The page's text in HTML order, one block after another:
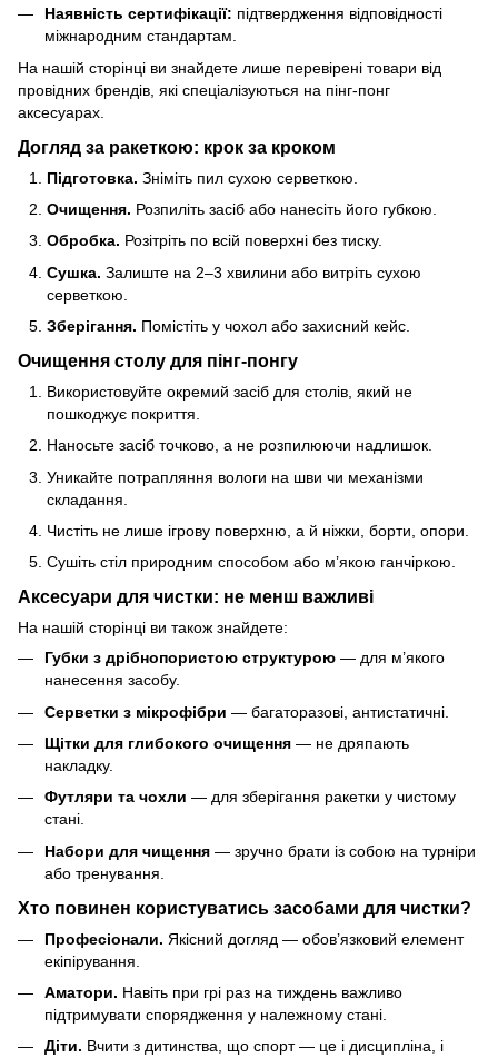
Наявність сертифікації: підтвердження відповідності
міжнародним стандартам.
На нашій сторінці ви знайдете лише перевірені товари від
провідних брендів, які спеціалізуються на пінг-понг
аксесуарах.
Догляд за ракеткою: крок за кроком
Підготовка. Зніміть пил сухою серветкою.
Очищення. Розпиліть засіб або нанесіть його губкою.
Обробка. Розітріть по всій поверхні без тиску.
Сушка. Залиште на 2–3 хвилини або витріть сухою
серветкою.
Зберігання. Помістіть у чохол або захисний кейс.
Очищення столу для пінг-понгу
Використовуйте окремий засіб для столів, який не
пошкоджує покриття.
Наносьте засіб точково, а не розпилюючи надлишок.
Уникайте потрапляння вологи на шви чи механізми
складання.
Чистіть не лише ігрову поверхню, а й ніжки, борти, опори.
Сушіть стіл природним способом або м’якою ганчіркою.
Аксесуари для чистки: не менш важливі
На нашій сторінці ви також знайдете:
Губки з дрібнопористою структурою — для м’якого
нанесення засобу.
Серветки з мікрофібри — багаторазові, антистатичні.
Щітки для глибокого очищення — не дряпають
накладку.
Футляри та чохли — для зберігання ракетки у чистому
стані.
Набори для чищення — зручно брати із собою на турніри
або тренування.
Хто повинен користуватись засобами для чистки?
Професіонали. Якісний догляд — обов’язковий елемент
екіпірування.
Аматори. Навіть при грі раз на тиждень важливо
підтримувати спорядження у належному стані.
Діти. Вчити з дитинства, що спорт — це і дисципліна, і